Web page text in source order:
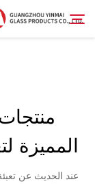
أخبار
المميزة
عند الحديث عن